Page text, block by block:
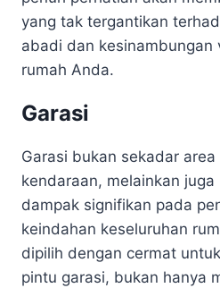
yang tak tergantikan
abadi dan kesinambungan
rumah Anda.
Garasi
Garasi bukan sekadar
kendaraan, melainkan
dampak signifikan pada
keindahan keseluruhan
dipilih dengan cermat
pintu garasi, bukan hanya